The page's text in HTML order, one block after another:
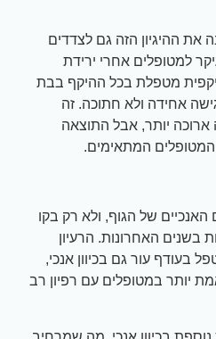
את ההיגיון הזה גם לצדדים
למטופלים אחרי ירידת
מטפלת בכל ההיקף בבת
אחידה ולא חתוכה. זה
ארוכה יותר, אבל התוצאה
המתאימים.
של הגוף, ולא רק בקו
בשנים האחרונות. הרעיון
בעודף עור גם בכיוון אנכי,
יותר במטופלים עם רפיון רב